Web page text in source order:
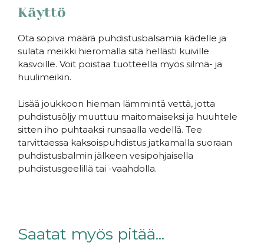
Käyttö
Ota sopiva määrä puhdistusbalsamia kädelle ja
sulata meikki hieromalla sitä hellästi kuiville
kasvoille. Voit poistaa tuotteella myös silmä- ja
huulimeikin.
Lisää joukkoon hieman lämmintä vettä, jotta
puhdistusöljy muuttuu maitomaiseksi ja huuhtele
sitten iho puhtaaksi runsaalla vedellä. Tee
tarvittaessa kaksoispuhdistus jatkamalla suoraan
puhdistusbalmin jälkeen vesipohjaisella
puhdistusgeelillä tai -vaahdolla.
Saatat myös pitää...